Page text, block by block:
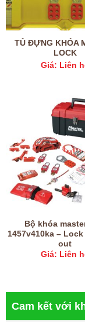
Cam kết với
TỦ ĐỰNG KHÓA
LOCK
Giá: Liên
Bộ khóa
1457v410ka –
out
Giá: Liên